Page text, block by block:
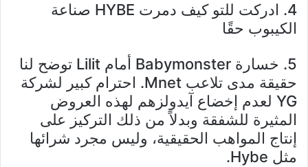
4. ادركت للتو كيف دمرت HYBE صناعة
الكيبوب حقًا
5. خسارة Babymonster أمام Lilit توضح لنا
حقيقة مدى تلاعب Mnet. احترام كبير لشركة
YG لعدم إخضاع آيدولزهم لهذه العروض
المثيرة للشفقة وبدلاً من ذلك التركيز على
إنتاج المواهب الحقيقية، وليس مجرد شرائها
مثل Hybe.